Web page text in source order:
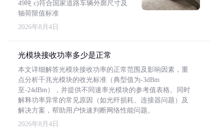
49吨 c)符合国家道路车辆外廓尺寸及
轴荷限值标准
2026年8月4日
光模块接收功率多少是正常
本文详细解答光模块接收功率的正常范围及影响因素，重
点分析千兆光模块的收光标准（典型值为-3dBm
至-24dBm），并提供不同速率光模块的参考值表格。同时
解释功率异常的常见原因（如光纤损耗、连接器问题）及
解决方案，帮助用户快速判断网络性能问题。
2026年8月4日